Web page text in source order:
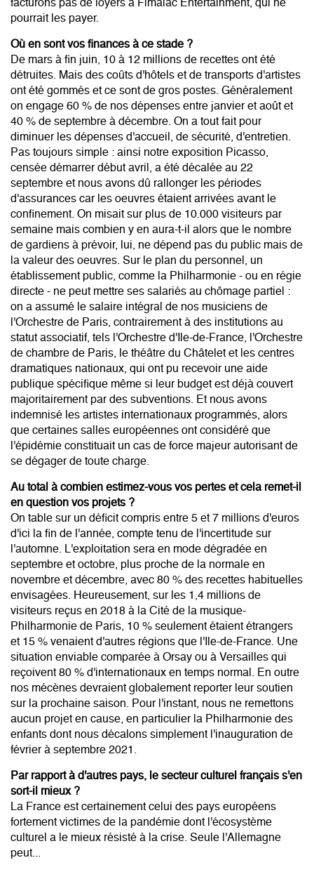
facturons pas de loyers à Fimalac Entertainment, qui ne
pourrait les payer.
Où en sont vos finances à ce stade ?
De mars à fin juin, 10 à 12 millions de recettes ont été
détruites. Mais des coûts d'hôtels et de transports d'artistes
ont été gommés et ce sont de gros postes. Généralement
on engage 60 % de nos dépenses entre janvier et août et
40 % de septembre à décembre. On a tout fait pour
diminuer les dépenses d'accueil, de sécurité, d'entretien.
Pas toujours simple : ainsi notre exposition Picasso,
censée démarrer début avril, a été décalée au 22
septembre et nous avons dû rallonger les périodes
d'assurances car les oeuvres étaient arrivées avant le
confinement. On misait sur plus de 10.000 visiteurs par
semaine mais combien y en aura-t-il alors que le nombre
de gardiens à prévoir, lui, ne dépend pas du public mais de
la valeur des oeuvres. Sur le plan du personnel, un
établissement public, comme la Philharmonie - ou en régie
directe - ne peut mettre ses salariés au chômage partiel :
on a assumé le salaire intégral de nos musiciens de
l'Orchestre de Paris, contrairement à des institutions au
statut associatif, tels l'Orchestre d'Ile-de-France, l'Orchestre
de chambre de Paris, le théâtre du Châtelet et les centres
dramatiques nationaux, qui ont pu recevoir une aide
publique spécifique même si leur budget est déjà couvert
majoritairement par des subventions. Et nous avons
indemnisé les artistes internationaux programmés, alors
que certaines salles européennes ont considéré que
l'épidémie constituait un cas de force majeur autorisant de
se dégager de toute charge.
Au total à combien estimez-vous vos pertes et cela remet-il
en question vos projets ?
On table sur un déficit compris entre 5 et 7 millions d'euros
d'ici la fin de l'année, compte tenu de l'incertitude sur
l'automne. L'exploitation sera en mode dégradée en
septembre et octobre, plus proche de la normale en
novembre et décembre, avec 80 % des recettes habituelles
envisagées. Heureusement, sur les 1,4 millions de
visiteurs reçus en 2018 à la Cité de la musique-
Philharmonie de Paris, 10 % seulement étaient étrangers
et 15 % venaient d'autres régions que l'Ile-de-France. Une
situation enviable comparée à Orsay ou à Versailles qui
reçoivent 80 % d'internationaux en temps normal. En outre
nos mécènes devraient globalement reporter leur soutien
sur la prochaine saison. Pour l'instant, nous ne remettons
aucun projet en cause, en particulier la Philharmonie des
enfants dont nous décalons simplement l'inauguration de
février à septembre 2021.
Par rapport à d'autres pays, le secteur culturel français s'en
sort-il mieux ?
La France est certainement celui des pays européens
fortement victimes de la pandémie dont l'écosystème
culturel a le mieux résisté à la crise. Seule l'Allemagne
peut...